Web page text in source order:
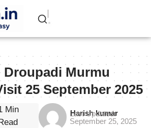
Murmu
25 September 2025
Harish kumar
Last Updated:
September 25, 2025
Min
Read